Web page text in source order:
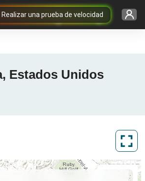
Realizar una prueba de velocidad
Estados Unidos